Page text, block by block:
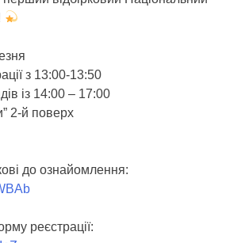
з 13:00-13:50
із 14:00 – 17:00
2-й поверх
до ознайомлення:
реєстрації: